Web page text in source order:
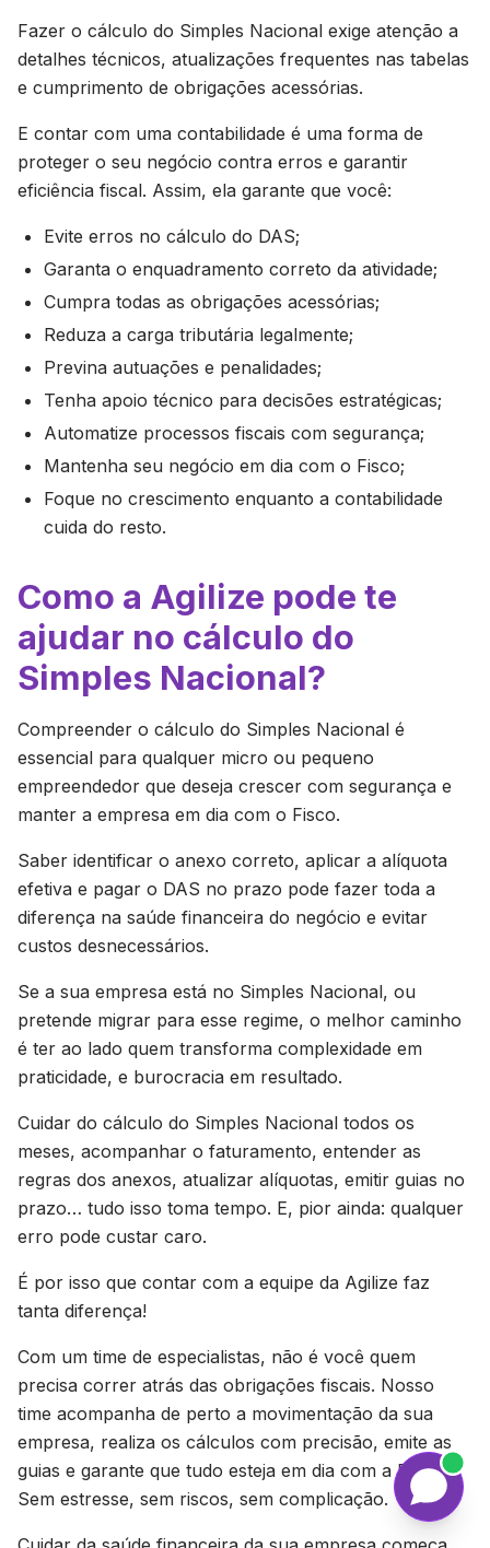
Fazer o cálculo do Simples Nacional exige atenção a
detalhes técnicos, atualizações frequentes nas tabelas
e cumprimento de obrigações acessórias.
E contar com uma contabilidade é uma forma de
proteger o seu negócio contra erros e garantir
eficiência fiscal. Assim, ela garante que você:
Evite erros no cálculo do DAS;
Garanta o enquadramento correto da atividade;
Cumpra todas as obrigações acessórias;
Reduza a carga tributária legalmente;
Previna autuações e penalidades;
Tenha apoio técnico para decisões estratégicas;
Automatize processos fiscais com segurança;
Mantenha seu negócio em dia com o Fisco;
Foque no crescimento enquanto a contabilidade
cuida do resto.
Como a Agilize pode te
ajudar no cálculo do
Simples Nacional?
Compreender o cálculo do Simples Nacional é
essencial para qualquer micro ou pequeno
empreendedor que deseja crescer com segurança e
manter a empresa em dia com o Fisco.
Saber identificar o anexo correto, aplicar a alíquota
efetiva e pagar o DAS no prazo pode fazer toda a
diferença na saúde financeira do negócio e evitar
custos desnecessários.
Se a sua empresa está no Simples Nacional, ou
pretende migrar para esse regime, o melhor caminho
é ter ao lado quem transforma complexidade em
praticidade, e burocracia em resultado.
Cuidar do cálculo do Simples Nacional todos os
meses, acompanhar o faturamento, entender as
regras dos anexos, atualizar alíquotas, emitir guias no
prazo… tudo isso toma tempo. E, pior ainda: qualquer
erro pode custar caro.
É por isso que contar com a equipe da Agilize faz
tanta diferença!
Com um time de especialistas, não é você quem
precisa correr atrás das obrigações fiscais. Nosso
time acompanha de perto a movimentação da sua
empresa, realiza os cálculos com precisão, emite as
guias e garante que tudo esteja em dia com a Receita.
Sem estresse, sem riscos, sem complicação.